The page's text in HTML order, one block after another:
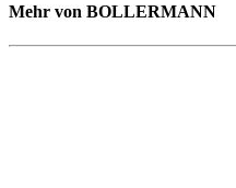
Mehr von BOLLERMANN